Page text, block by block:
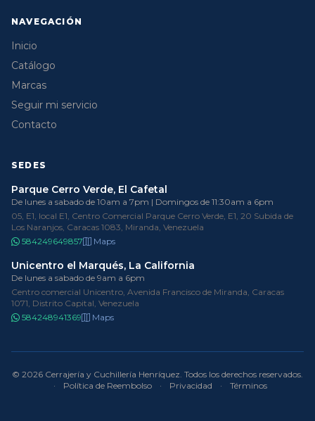
NAVEGACIÓN
Inicio
Catálogo
Marcas
Seguir mi servicio
Contacto
SEDES
Parque Cerro Verde, El Cafetal
De lunes a sabado de 10am a 7pm | Domingos de 11:30am a 6pm
05, E1, local E1, Centro Comercial Parque Cerro Verde, E1, 20 Subida de
Los Naranjos, Caracas 1083, Miranda, Venezuela
584249649857
Maps
Unicentro el Marqués, La California
De lunes a sabado de 9am a 6pm
Centro comercial Unicentro, Avenida Francisco de Miranda, Caracas
1071, Distrito Capital, Venezuela
584248941369
Maps
© 2026 Cerrajería y Cuchillería Henríquez. Todos los derechos reservados.
·
Política de Reembolso · Privacidad · Términos